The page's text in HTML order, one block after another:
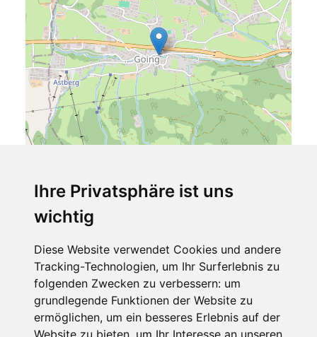
Ihre Privatsphäre ist uns
wichtig
Diese Website verwendet Cookies und andere
Tracking-Technologien, um Ihr Surferlebnis zu
folgenden Zwecken zu verbessern: um
grundlegende Funktionen der Website zu
ermöglichen, um ein besseres Erlebnis auf der
Website zu bieten um Ihr Interesse an unseren
Appartement Hinterholzer
Dorfstraße 20
6353 Going am Wilden Kaiser
Tirol
Österreich